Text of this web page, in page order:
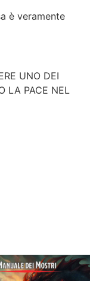
è veramente
UNO DEI
LA PACE NEL